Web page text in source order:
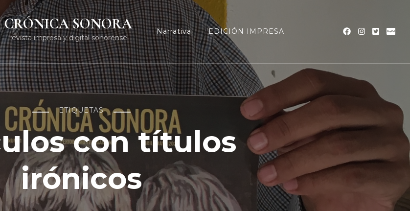
CRÓNICA SONORA
revista impresa y digital sonorense
Narrativa EDICIÓN IMPRESA
ETIQUETAS
con títulos
irónicos